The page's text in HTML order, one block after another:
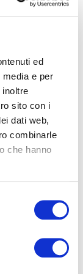
ed
e per
sito con i
dati web,
combinarle
che hanno
222-200
4
20145
Milano
2
4